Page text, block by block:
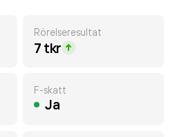
Rörelseresultat
7 tkr
F-skatt
Ja